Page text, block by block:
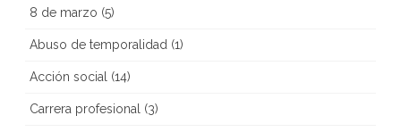
8 de marzo (5)
Abuso de temporalidad (1)
Acción social (14)
Carrera profesional (3)